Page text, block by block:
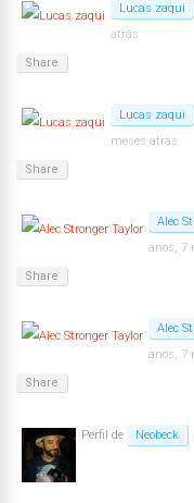
Lucas zaqui
atrás
Share
Lucas zaqui
meses atrás
Share
Alec
anos, 7
Share
Alec
anos, 7
Share
Perfil de Neobeck